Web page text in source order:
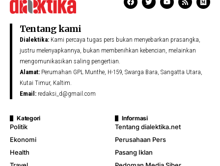
Tentang kami
Dialektika: Kami percaya tugas pers bukan menyebarkan prasangka,
justru melenyapkannya, bukan membenihkan kebencian, melainkan
mengomunikasikan saling pengertian.
Alamat: Perumahan GPL Munthe, H-159, Swarga Bara, Sangatta Utara,
Kutai Timur, Kaltim.
Email: redaksi_d@gmail.com
Kategori
Politik
Ekonomi
Health
Informasi
Tentang dialektika.net
Perusahaan Pers
Pasang Iklan